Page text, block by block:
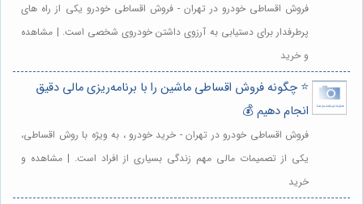
فروش اقساطی خودرو در تهران - فروش اقساطی خودرو یکی از راه های
پرطرفدار برای دستیابی به آرزوی داشتن خودروی شخصی است. | مشاهده
و خرید
⭐️ چگونه فروش اقساطی ماشین را با برنامه‌ریزی مالی دقیق
انجام دهیم 💰
فروش اقساطی خودرو در تهران - خرید خودرو ، به ویژه با روش اقساطی،
یکی از تصمیمات مالی مهم زندگی بسیاری از افراد است. | مشاهده و
خرید